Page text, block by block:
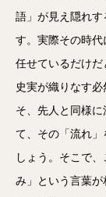
語」が見え隠れ
す。実際その時
任せているだけ
史実が織りなす
そ、先人と同様
て、その「流れ
しょう。そこで
み」という言葉が